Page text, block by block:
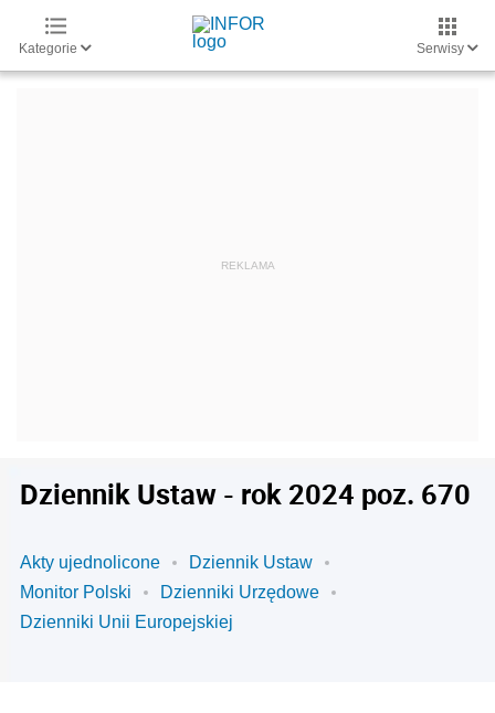
Kategorie Serwisy
Dziennik Ustaw - rok 2024 poz. 670
Akty ujednolicone
Dziennik Ustaw
Monitor Polski
Dzienniki Urzędowe
Dzienniki Unii Europejskiej